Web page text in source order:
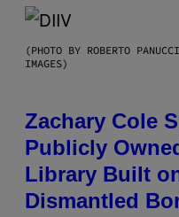
(PHOTO BY ROBERTO
IMAGES)
Zachary Cole
Publicly
Library Built
Dismantled